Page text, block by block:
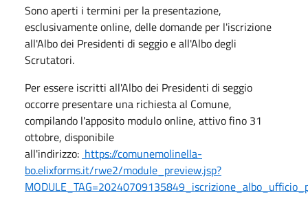
Sono aperti i termini per la presentazione,
esclusivamente online, delle domande per l'iscrizione
all'Albo dei Presidenti di seggio e all'Albo degli
Scrutatori.
Per essere iscritti all'Albo dei Presidenti di seggio
occorre presentare una richiesta al Comune,
compilando l'apposito modulo online, attivo fino 31
ottobre, disponibile
all'indirizzo: https://comunemolinella-
bo.elixforms.it/rwe2/module_preview.jsp?